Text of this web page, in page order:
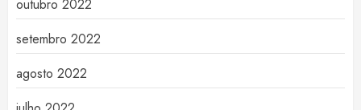
outubro 2022
setembro 2022
agosto 2022